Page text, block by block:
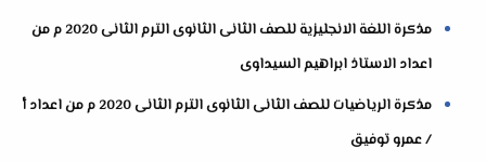
مذكرة اللغة الانجليزية للصف الثانى الثانوى الترم الثانى 2020 م من
اعداد الاستاذ ابراهيم السيداوى
مذكرة الرياضيات للصف الثانى الثانوى الترم الثانى 2020 م من اعداد أ
/ عمرو توفيق